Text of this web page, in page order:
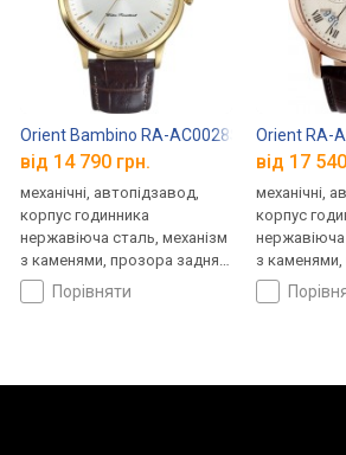
Orient Bambino RA-AC0028S30B
від 14 790 грн.
механічні, автопідзавод,
корпус годинника
нержавіюча сталь, механізм
з каменями, прозора задня
кришка, ремінець: ремінець
шкіряний, WR 30, Японія
порівняти
Orient RA-
від 17
механічні,
корпус
нержавіюча
з
кришка,
ремінець: